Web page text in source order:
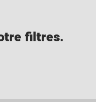
filtres.